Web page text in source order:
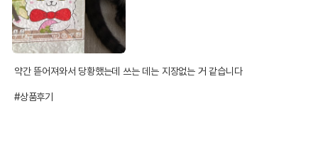
약간 뜯어져와서 당황했는데 쓰는 데는 지장없는 거 같습니다
#상품후기